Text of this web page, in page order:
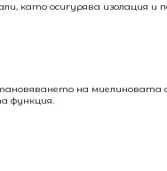
като осигурява изолация
на миелиновата
функция.